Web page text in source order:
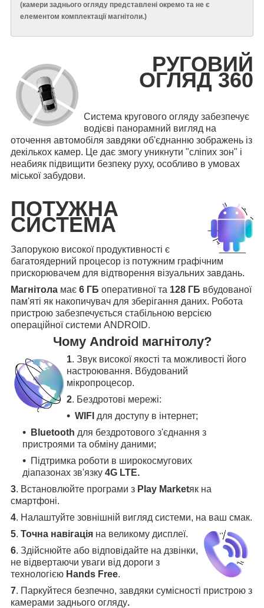
(камери заднього огляду представлені окремо та не є
елементом комплектації магнітоли.)
РУГОВИЙ
ОГЛЯД 360
Система кругового огляду забезпечує
водієві панорамний вигляд на
оточення автомобіля завдяки об'єднанню зображень із
декількох камер. Це дає змогу уникнути "сліпих зон" і
неабияк підвищити безпеку руху, особливо в умовах
міської забудови.
ПОТУЖНА
СИСТЕМА
Запорукою високої продуктивності є
багатоядерний процесор із потужним графічним
прискорювачем для відтворення візуальних завдань.
Магнітола має 6 ГБ оперативної та 128 ГБ вбудованої
пам'яті як накопичувач для зберігання даних. Робота
пристрою забезпечується стабільною версією
операційної системи ANDROID.
Чому Android магнітолу?
1. Звук високої якості та можливості його
настроювання. Вбудований
мікропроцесор.
2. Бездротові мережі:
WIFI для доступу в інтернет;
Bluetooth для бездротового з'єднання з
пристроями та обміну даними;
Підтримка роботи в широкосмугових
діапазонах зв'язку 4G LTE.
3. Встановлюйте програми з Play Marketяк на
смартфоні.
4. Налаштуйте зовнішній вигляд системи, на ваш смак.
5. Точна навігація на великому дисплеї.
6. Здійснюйте або відповідайте на дзвінки,
не відвертаючи уваги від дороги з
технологією Hands Free.
7. Паркуйтеся безпечно, завдяки сумісності пристрою з
камерами заднього огляду.